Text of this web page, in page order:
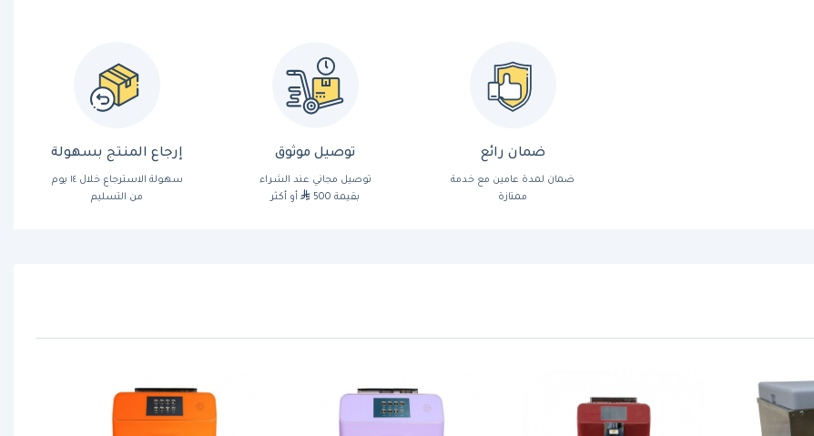
ضمان رائع
ضمان لمدة عامين مع خدمة
ممتازة
توصيل موثوق
توصيل مجاني عند الشراء
بقيمة 500
أو أكثر
إرجاع المنتج بسهولة
سهولة الاسترجاع خلال ١٤ يوم
من التسليم